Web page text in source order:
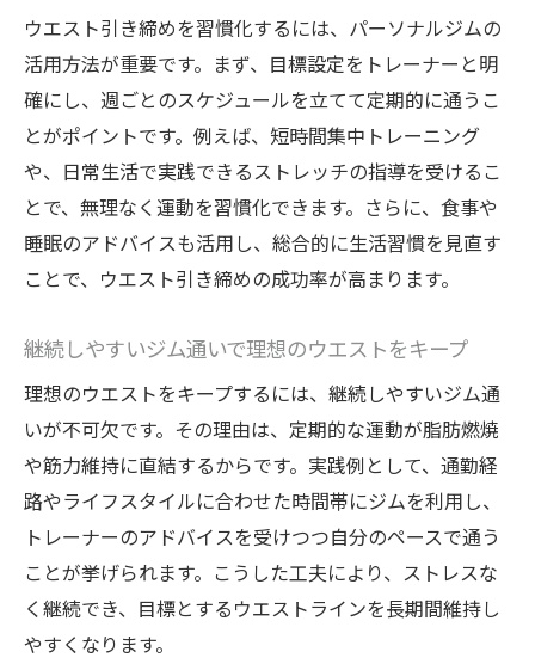
ウエスト引き締めを習慣化するには、パーソナルジムの
活用方法が重要です。まず、目標設定をトレーナーと明
確にし、週ごとのスケジュールを立てて定期的に通うこ
とがポイントです。例えば、短時間集中トレーニング
や、日常生活で実践できるストレッチの指導を受けるこ
とで、無理なく運動を習慣化できます。さらに、食事や
睡眠のアドバイスも活用し、総合的に生活習慣を見直す
ことで、ウエスト引き締めの成功率が高まります。
継続しやすいジム通いで理想のウエストをキープ
理想のウエストをキープするには、継続しやすいジム通
いが不可欠です。その理由は、定期的な運動が脂肪燃焼
や筋力維持に直結するからです。実践例として、通勤経
路やライフスタイルに合わせた時間帯にジムを利用し、
トレーナーのアドバイスを受けつつ自分のペースで通う
ことが挙げられます。こうした工夫により、ストレスな
く継続でき、目標とするウエストラインを長期間維持し
やすくなります。